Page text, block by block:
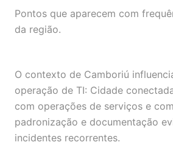
Pontos que aparecem com
da região.
O contexto de Camboriú
operação de TI: Cidade
com operações de serviços e
padronização e documentação
incidentes recorrentes.